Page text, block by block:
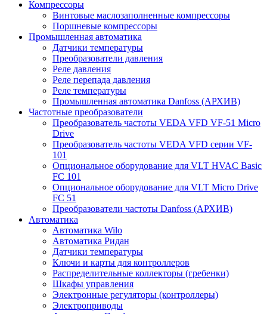
Компрессоры
Винтовые маслозаполненные компрессоры
Поршневые компрессоры
Промышленная автоматика
Датчики температуры
Преобразователи давления
Реле давления
Реле перепада давления
Реле температуры
Промышленная автоматика Danfoss (АРХИВ)
Частотные преобразователи
Преобразователь частоты VEDA VFD VF-51 Micro
Drive
Преобразователь частоты VEDA VFD серии VF-
101
Опциональное оборудование для VLT HVAC Basic
FC 101
Опциональное оборудование для VLT Micro Drive
FC 51
Преобразователи частоты Danfoss (АРХИВ)
Автоматика
Автоматика Wilo
Автоматика Ридан
Датчики температуры
Ключи и карты для контроллеров
Распределительные коллекторы (гребенки)
Шкафы управления
Электронные регуляторы (контроллеры)
Электроприводы